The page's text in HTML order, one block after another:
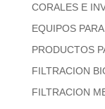
CORALES E
EQUIPOS
PRODUCTOS
FILTRACION
FILTRACION